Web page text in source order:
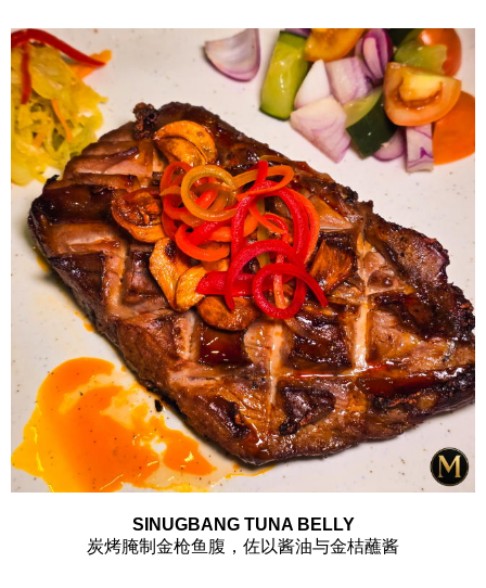
SINUGBANG TUNA BELLY
炭烤腌制金枪鱼腹，佐以酱油与金桔蘸酱